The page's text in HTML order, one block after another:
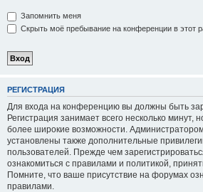
Запомнить меня
Скрыть моё пребывание на конференции в этот
РЕГИСТРАЦИЯ
Для входа на конференцию вы должны быть
Регистрация занимает всего несколько минут,
более широкие возможности.
установлены также дополнительные
пользователей. Прежде чем
ознакомиться с правилами и политикой,
Помните, что ваше присутствие на форумах
правилами.